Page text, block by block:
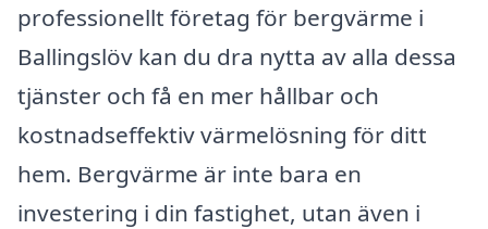
professionellt företag för bergvärme i
Ballingslöv kan du dra nytta av alla dessa
tjänster och få en mer hållbar och
kostnadseffektiv värmelösning för ditt
hem. Bergvärme är inte bara en
investering i din fastighet, utan även i